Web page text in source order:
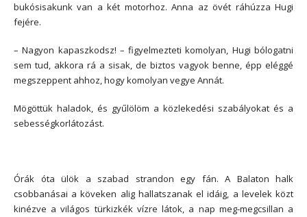
bukósisakunk van a két motorhoz. Anna az övét ráhúzza Hugi
fejére.
– Nagyon kapaszkodsz! – figyelmezteti komolyan, Hugi bólogatni
sem tud, akkora rá a sisak, de biztos vagyok benne, épp eléggé
megszeppent ahhoz, hogy komolyan vegye Annát.
Mögöttük haladok, és gyűlölöm a közlekedési szabályokat és a
sebességkorlátozást.
Órák óta ülök a szabad strandon egy fán. A Balaton halk
csobbanásai a köveken alig hallatszanak el idáig, a levelek közt
kinézve a világos türkizkék vízre látok, a nap meg-megcsillan a